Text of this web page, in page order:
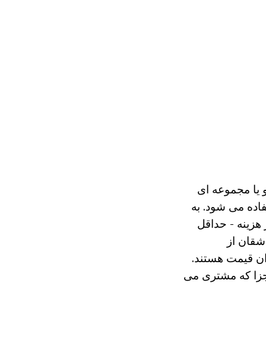
یا مجموعه ای
می شود. به
روبل. مجموعه ای از هزینه - حداقل
از
قیمت هستند.
که مشتری می